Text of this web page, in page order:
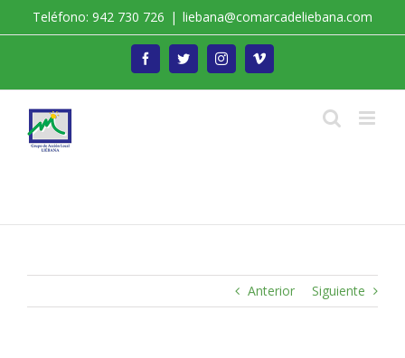
Teléfono: 942 730 726 | liebana@comarcadeliebana.com
FacebookTwitterInstagramVimeo
Anterior Siguiente